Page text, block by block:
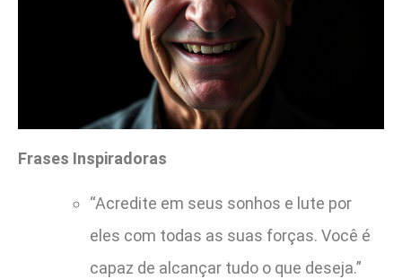
Frases Inspiradoras
“Acredite em seus sonhos e lute por
eles com todas as suas forças. Você é
capaz de alcançar tudo o que deseja.”